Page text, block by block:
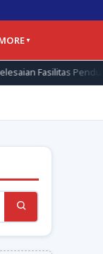
Huntap di